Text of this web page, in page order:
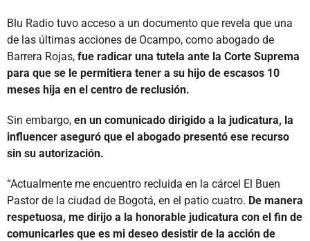
Blu Radio tuvo acceso a un documento que revela que una
de las últimas acciones de Ocampo, como abogado de
Barrera Rojas, fue radicar una tutela ante la Corte Suprema
para que se le permitiera tener a su hijo de escasos 10
meses hija en el centro de reclusión.
Sin embargo, en un comunicado dirigido a la judicatura, la
influencer aseguró que el abogado presentó ese recurso
sin su autorización.
“Actualmente me encuentro recluida en la cárcel El Buen
Pastor de la ciudad de Bogotá, en el patio cuatro. De manera
respetuosa, me dirijo a la honorable judicatura con el fin de
comunicarles que es mi deseo desistir de la acción de